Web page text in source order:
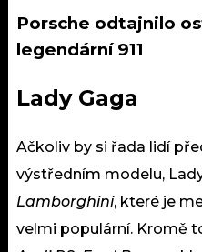
Porsche odtajnilo
legendární 911
Lady Gaga
Ačkoliv by si řada lidí
výstředním modelu,
Lamborghini, které je
velmi populární. Kromě